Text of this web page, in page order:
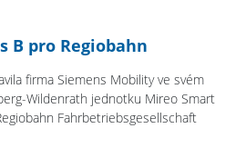
B pro Regiobahn
firma Siemens Mobility ve svém
Wildenrath jednotku Mireo Smart
Fahrbetriebsgesellschaft